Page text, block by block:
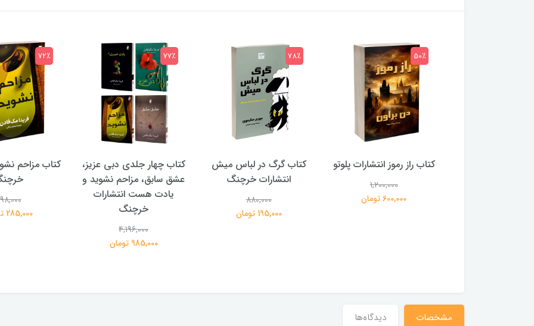
کتاب راز رموز انتشارات پلوتو
1,200,000
600,000 تومان
50٪
کتاب گرگ در لباس میش
انتشارات خرچنگ
880,000
195,000 تومان
78٪
کتاب چهار جلدی دبی عزیز،
عشق سابق، مزاحم نشوید و
یادت هست انتشارات
خرچنگ
4,196,000
985,000 تومان
77٪
کتاب مزاحم
285,000 تومان
72٪
مشخصات دیدگاه‌ها